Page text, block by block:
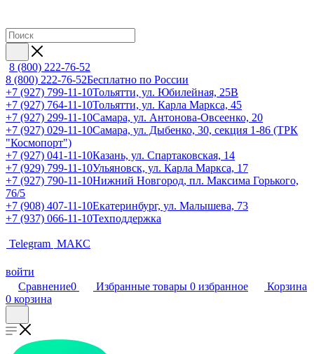
8 (800) 222-76-52
8 (800) 222-76-52Бесплатно по России
+7 (927) 799-11-10Тольятти, ул. Юбилейная, 25В
+7 (927) 764-11-10Тольятти, ул. Карла Маркса, 45
+7 (927) 299-11-10Самара, ул. Антонова-Овсеенко, 20
+7 (927) 029-11-10Самара, ул. Дыбенко, 30, секция 1-86 (ТРК
"Космопорт")
+7 (927) 041-11-10Казань, ул. Спартаковская, 14
+7 (929) 799-11-10Ульяновск, ул. Карла Маркса, 17
+7 (927) 790-11-10Нижний Новгород, пл. Максима Горького,
76/5
+7 (908) 407-11-10Екатеринбург, ул. Малышева, 73
+7 (937) 066-11-10Техподдержка
Telegram МАКС
войти
Сравнение0 Избранные товары 0 избранное
Корзина
0 корзина